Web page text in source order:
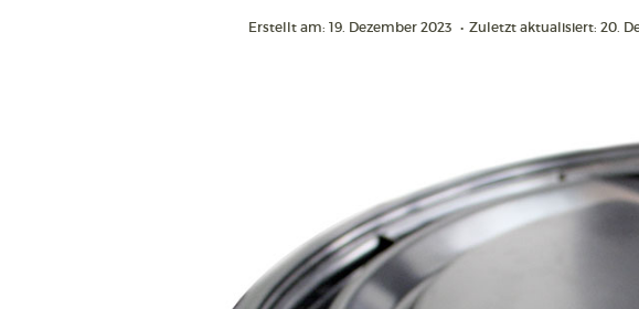
Erstellt am: 19. Dezember 2023 • Zuletzt aktualisiert: 20.